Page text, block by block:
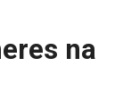
na